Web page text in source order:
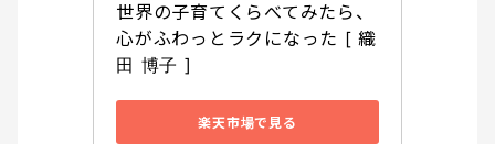
世界の子育てくらべてみたら、
心がふわっとラクになった [ 織
田 博子 ]
楽天市場で見る